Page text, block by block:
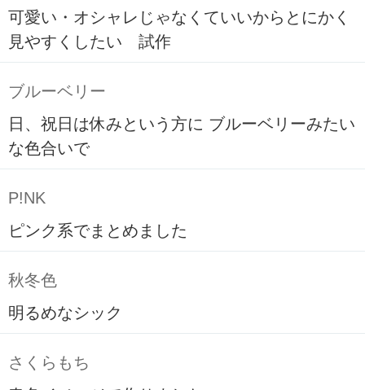
可愛い・オシャレじゃなくていいからとにかく
見やすくしたい 試作
ブルーベリー
日、祝日は休みという方に ブルーベリーみたい
な色合いで
P!NK
ピンク系でまとめました
秋冬色
明るめなシック
さくらもち